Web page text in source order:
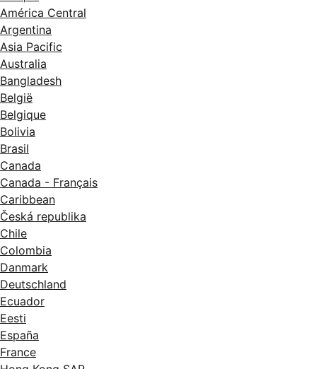
América Central
Argentina
Asia Pacific
Australia
Bangladesh
België
Belgique
Bolivia
Brasil
Canada
Canada - Français
Caribbean
Česká republika
Chile
Colombia
Danmark
Deutschland
Ecuador
Eesti
España
France